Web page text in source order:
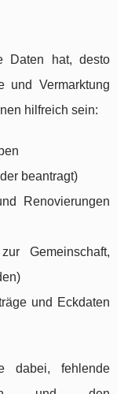
Daten hat, desto
und Vermarktung
hilfreich sein:
beantragt)
Renovierungen
Gemeinschaft,
und Eckdaten
dabei, fehlende